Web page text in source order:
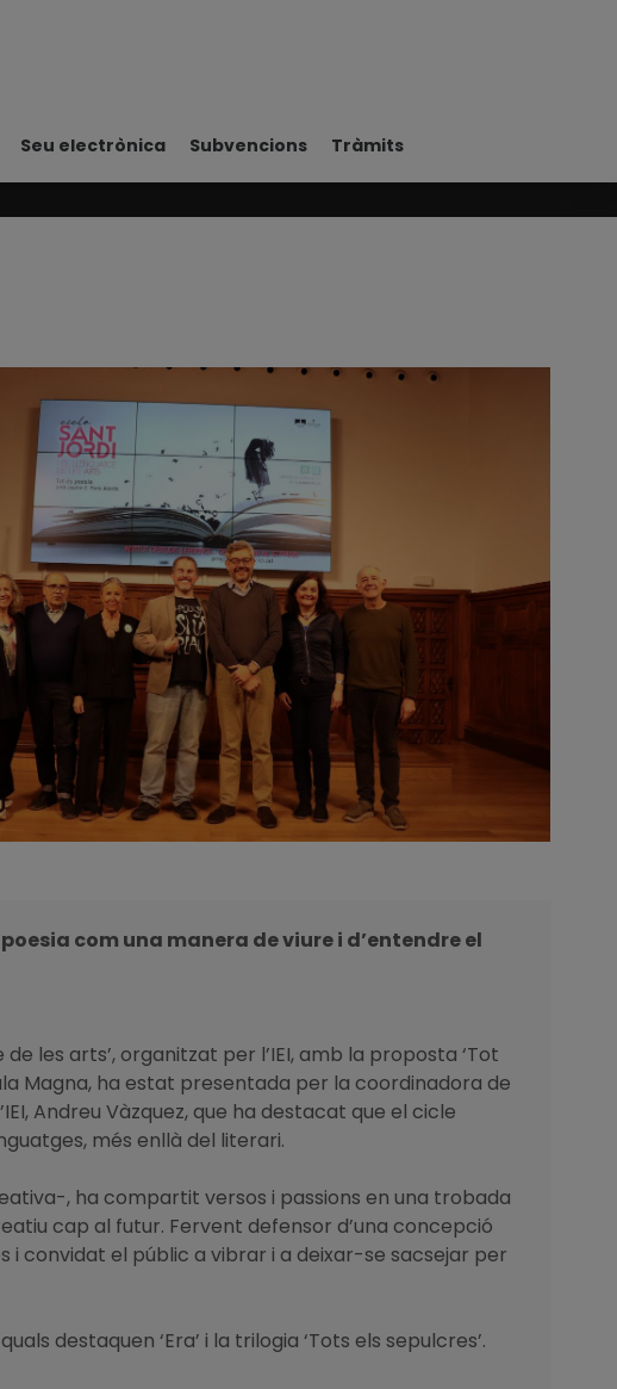
Seu electrònica Subvencions Tràmits
com una manera de viure i d’entendre el
les arts’, organitzat per l’IEI, amb la proposta ‘Tot
Magna, ha estat presentada per la coordinadora de
Andreu Vàzquez, que ha destacat que el cicle
més enllà del literari.
, ha compartit versos i passions en una trobada
cap al futur. Fervent defensor d’una concepció
i convidat el públic a vibrar i a deixar-se sacsejar per
destaquen ‘Era’ i la trilogia ‘Tots els sepulcres’.